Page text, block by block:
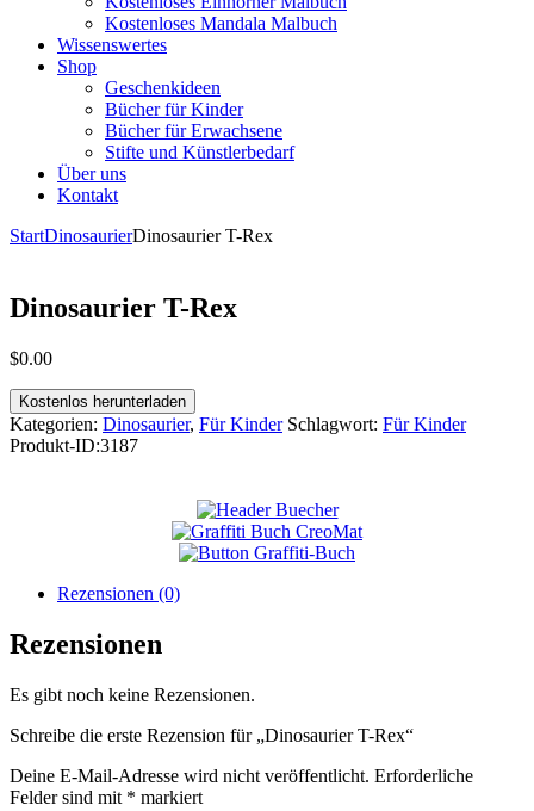
Kostenloses Mandala Malbuch
Wissenswertes
Shop
Geschenkideen
Bücher für Kinder
Bücher für Erwachsene
Stifte und Künstlerbedarf
Über uns
Kontakt
StartDinosaurierDinosaurier T-Rex
Dinosaurier T-Rex
$0.00
Kostenlos herunterladen
Kategorien: Dinosaurier, Für Kinder Schlagwort: Für Kinder
Produkt-ID:3187
Rezensionen (0)
Rezensionen
Es gibt noch keine Rezensionen.
Schreibe die erste Rezension für „Dinosaurier T-Rex“
Deine E-Mail-Adresse wird nicht veröffentlicht. Erforderliche
Felder sind mit * markiert